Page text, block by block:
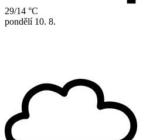
29/14 °C
pondělí 10. 8.